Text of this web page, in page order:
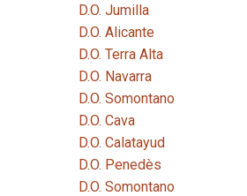
D.O. Jumilla
D.O. Alicante
D.O. Terra Alta
D.O. Navarra
D.O. Somontano
D.O. Cava
D.O. Calatayud
D.O. Penedès
D.O. Somontano